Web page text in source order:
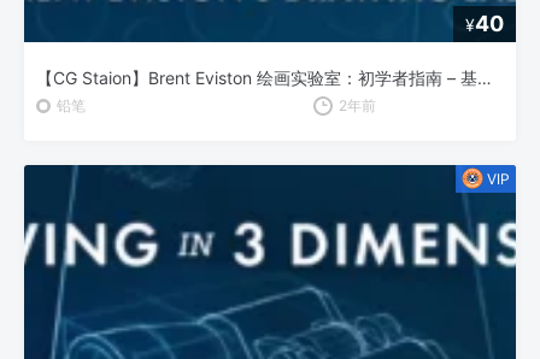
¥40
【CG Staion】Brent Eviston 绘画实验室：初学者指南 – 基础绘画技巧全解析
铅笔 2年前